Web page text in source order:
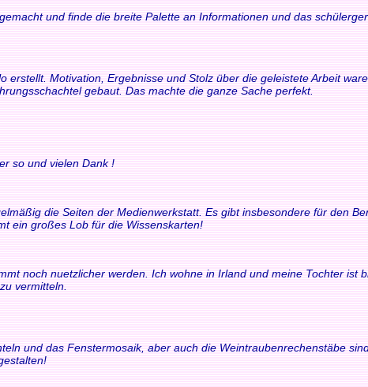
und finde die breite Palette an Informationen und das
erstellt. Motivation, Ergebnisse und Stolz über die geleistete Arbeit
gebaut. Das machte die ganze Sache perfekt.
so und vielen Dank !
die Seiten der Medienwerkstatt. Es gibt insbesondere für den
ein großes Lob für die Wissenskarten!
noch nuetzlicher werden. Ich wohne in Irland und meine Tochter
vermitteln.
und das Fenstermosaik, aber auch die Weintraubenrechenstäbe